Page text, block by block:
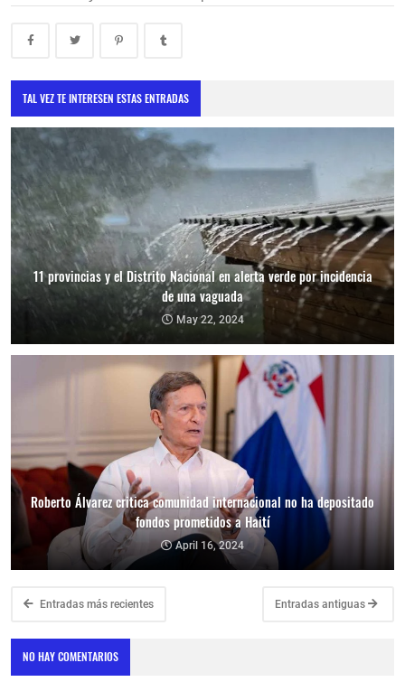
TAL VEZ TE INTERESEN ESTAS ENTRADAS
11 provincias y el Distrito Nacional en alerta verde por incidencia
de una vaguada
May 22, 2024
Roberto Álvarez critica comunidad internacional no ha depositado
fondos prometidos a Haití
April 16, 2024
Entradas más recientes Entradas antiguas
NO HAY COMENTARIOS